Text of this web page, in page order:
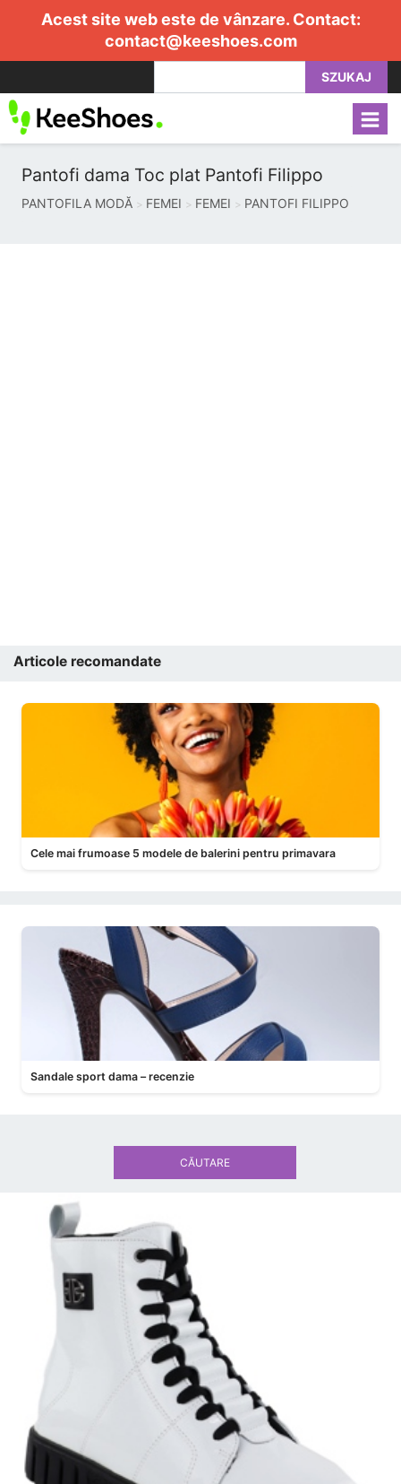
Acest site web este de vânzare. Contact:
contact@keeshoes.com
SZUKAJ
Pantofi dama Toc plat Pantofi Filippo
PANTOFILA MODĂ FEMEI FEMEI PANTOFI FILIPPO
Articole recomandate
Cele mai frumoase 5 modele de balerini pentru primavara
Sandale sport dama – recenzie
CĂUTARE